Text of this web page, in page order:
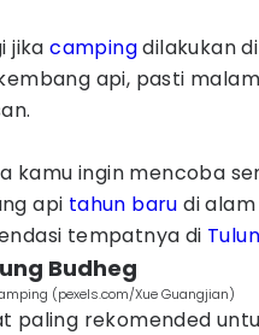
jikacampingdilakukan
api, pasti
kamu ingin mencoba
api tahun baru di
tempatnya di
Budheg
(pexels.com/Xue Guangjian)
paling rekomended